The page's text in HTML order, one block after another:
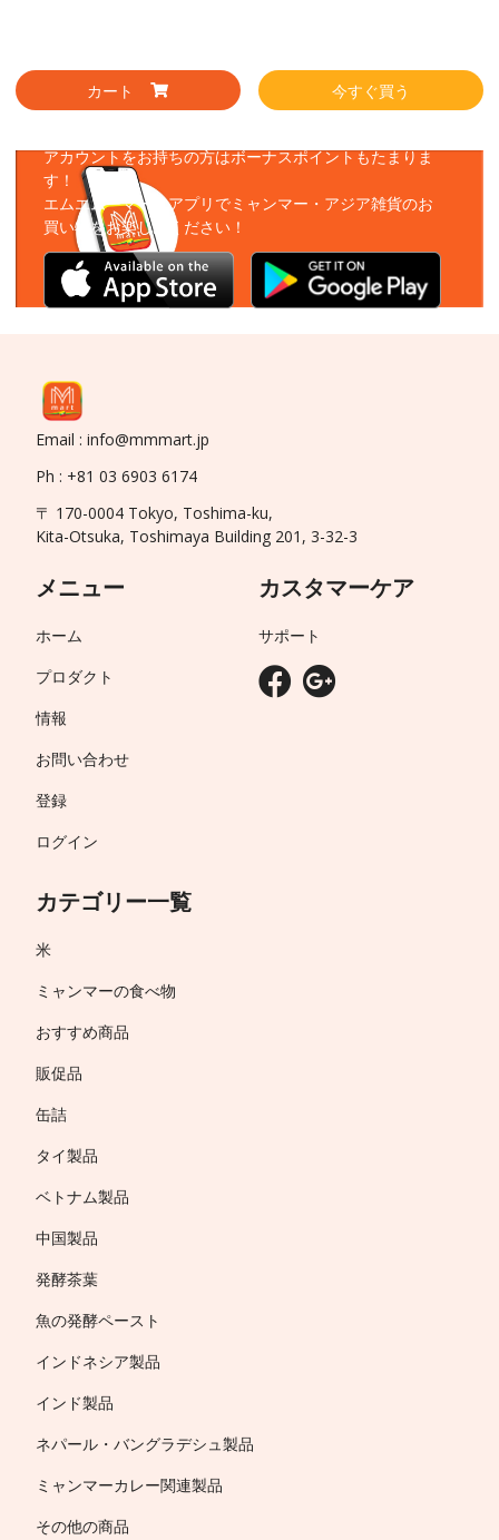
カート 今すぐ買う
アカウントをお持ちの方はボーナスポイントもたまりま
す！
エムエムーマートアプリでミャンマー・アジア雑貨のお
買い物をお楽しみください！
Email : info@mmmart.jp
Ph : +81 03 6903 6174
〒 170-0004 Tokyo, Toshima-ku,
Kita-Otsuka, Toshimaya Building 201, 3-32-3
メニュー
ホーム
プロダクト
情報
お問い合わせ
登録
ログイン
カテゴリー一覧
米
ミャンマーの食べ物
おすすめ商品
販促品
缶詰
タイ製品
ベトナム製品
中国製品
発酵茶葉
魚の発酵ペースト
インドネシア製品
インド製品
ネパール・バングラデシュ製品
ミャンマーカレー関連製品
その他の商品
カスタマーケア
サポート